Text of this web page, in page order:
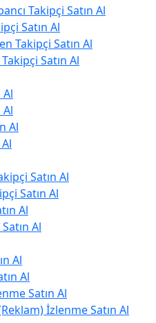
Takipçi Satın Al
Satın Al
Takipçi Satın Al
Satın Al
Al
Al
Al
Satın Al
Satın Al
Al
Al
Al
Al
Satın Al
İzlenme Satın Al